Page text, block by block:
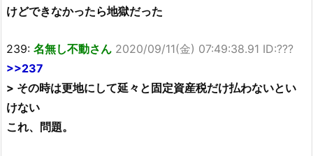
けどできなかったら地獄だった
239: 名無し不動さん 2020/09/11(金) 07:49:38.91 ID:???
>>237
> その時は更地にして延々と固定資産税だけ払わないとい
けない
これ、問題。